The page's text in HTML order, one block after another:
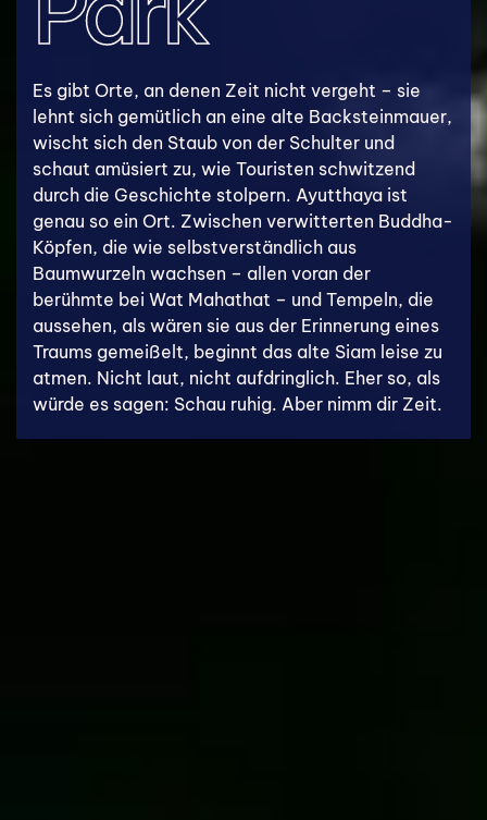
Es gibt Orte, an denen Zeit nicht vergeht – sie
lehnt sich gemütlich an eine alte Backsteinmauer,
wischt sich den Staub von der Schulter und
schaut amüsiert zu, wie Touristen schwitzend
durch die Geschichte stolpern. Ayutthaya ist
genau so ein Ort. Zwischen verwitterten Buddha-
Köpfen, die wie selbstverständlich aus
Baumwurzeln wachsen – allen voran der
berühmte bei Wat Mahathat – und Tempeln, die
aussehen, als wären sie aus der Erinnerung eines
Traums gemeißelt, beginnt das alte Siam leise zu
atmen. Nicht laut, nicht aufdringlich. Eher so, als
würde es sagen: Schau ruhig. Aber nimm dir Zeit.